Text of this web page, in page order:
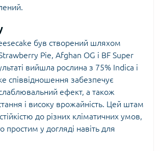
був створений шляхом
Pie, Afghan OG і BF Super
вийшла рослина з 75% Indica і
співвідношення забезпечує
ефект, а також
і високу врожайність. Цей штам
до різних кліматичних умов,
простим у догляді навіть для